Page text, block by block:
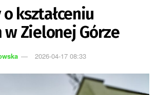
kształceniu
Zielonej Górze
2026-04-17 08:33